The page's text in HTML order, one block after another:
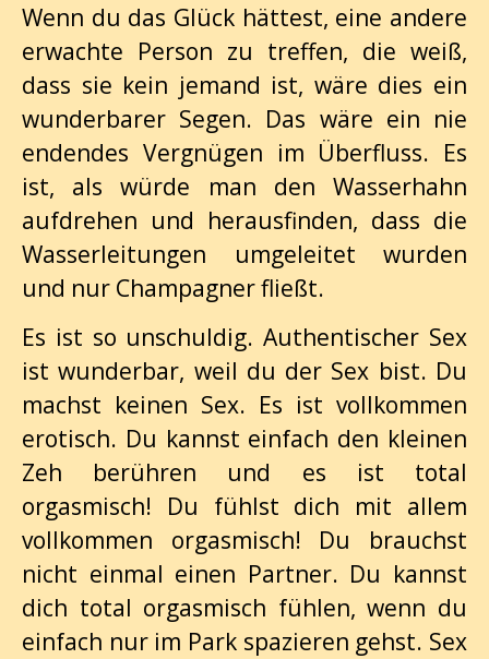
Wenn du das Glück hättest, eine andere
erwachte Person zu treffen, die weiß,
dass sie kein jemand ist, wäre dies ein
wunderbarer Segen. Das wäre ein nie
endendes Vergnügen im Überfluss. Es
ist, als würde man den Wasserhahn
aufdrehen und herausfinden, dass die
Wasserleitungen umgeleitet wurden
und nur Champagner fließt.
Es ist so unschuldig. Authentischer Sex
ist wunderbar, weil du der Sex bist. Du
machst keinen Sex. Es ist vollkommen
erotisch. Du kannst einfach den kleinen
Zeh berühren und es ist total
orgasmisch! Du fühlst dich mit allem
vollkommen orgasmisch! Du brauchst
nicht einmal einen Partner. Du kannst
dich total orgasmisch fühlen, wenn du
einfach nur im Park spazieren gehst. Sex